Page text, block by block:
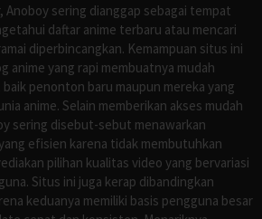
Anoboy sering dianggap sebagai tempat
daftar anime terbaru atau mencari
diperbincangkan. Kemampuan situs ini
anime yang rapi membuatnya mudah
baik penonton baru maupun mereka yang
anime. Selain memberikan akses mudah
sering disebut-sebut menawarkan
efisien karena tidak membutuhkan
pilihan kualitas video yang bervariasi
Situs ini juga kerap dibandingkan
keduanya memiliki basis pengguna besar